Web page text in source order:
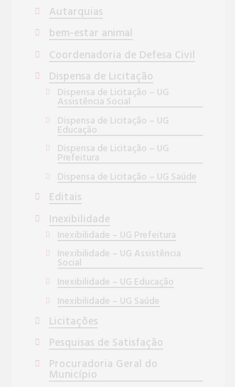
Autarquias
bem-estar animal
Coordenadoria de Defesa Civil
Dispensa de Licitação
Dispensa de Licitação – UG
Assistência Social
Dispensa de Licitação – UG
Educação
Dispensa de Licitação – UG
Prefeitura
Dispensa de Licitação – UG Saúde
Editais
Inexibilidade
Inexibilidade – UG Prefeitura
Inexibilidade – UG Assistência
Social
Inexibilidade – UG Educação
Inexibilidade – UG Saúde
Licitações
Pesquisas de Satisfação
Procuradoria Geral do
Município